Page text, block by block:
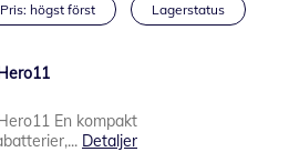
Pris: högst först Lagerstatus
En kompakt
Detaljer